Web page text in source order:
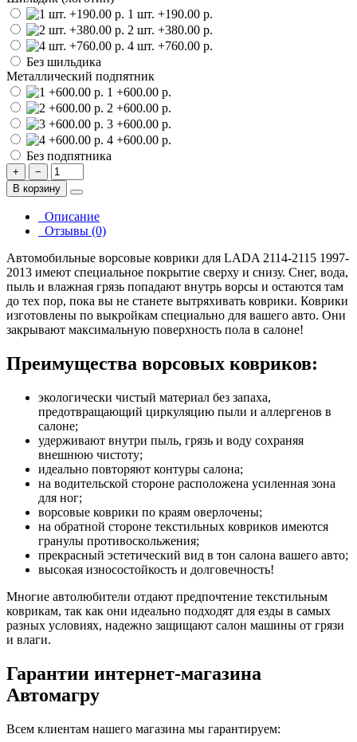
1 шт. +190.00 р.
2 шт. +380.00 р.
4 шт. +760.00 р.
Без шильдика
Металлический подпятник
1 +600.00 р.
2 +600.00 р.
3 +600.00 р.
4 +600.00 р.
Без подпятника
+
−
В корзину
Описание
Отзывы (0)
Автомобильные ворсовые коврики для LADA 2114-2115 1997-
2013 имеют специальное покрытие сверху и снизу. Снег, вода,
пыль и влажная грязь попадают внутрь ворсы и остаются там
до тех пор, пока вы не станете вытряхивать коврики. Коврики
изготовлены по выкройкам специально для вашего авто. Они
закрывают максимальную поверхность пола в салоне!
Преимущества ворсовых ковриков:
экологически чистый материал без запаха,
предотвращающий циркуляцию пыли и аллергенов в
салоне;
удерживают внутри пыль, грязь и воду сохраняя
внешнюю чистоту;
идеально повторяют контуры салона;
на водительской стороне расположена усиленная зона
для ног;
ворсовые коврики по краям оверлочены;
на обратной стороне текстильных ковриков имеются
гранулы противоскольжения;
прекрасный эстетический вид в тон салона вашего авто;
высокая износостойкость и долговечность!
Многие автолюбители отдают предпочтение текстильным
коврикам, так как они идеально подходят для езды в самых
разных условиях, надежно защищают салон машины от грязи
и влаги.
Гарантии интернет-магазина
Автомагру
Всем клиентам нашего магазина мы гарантируем: